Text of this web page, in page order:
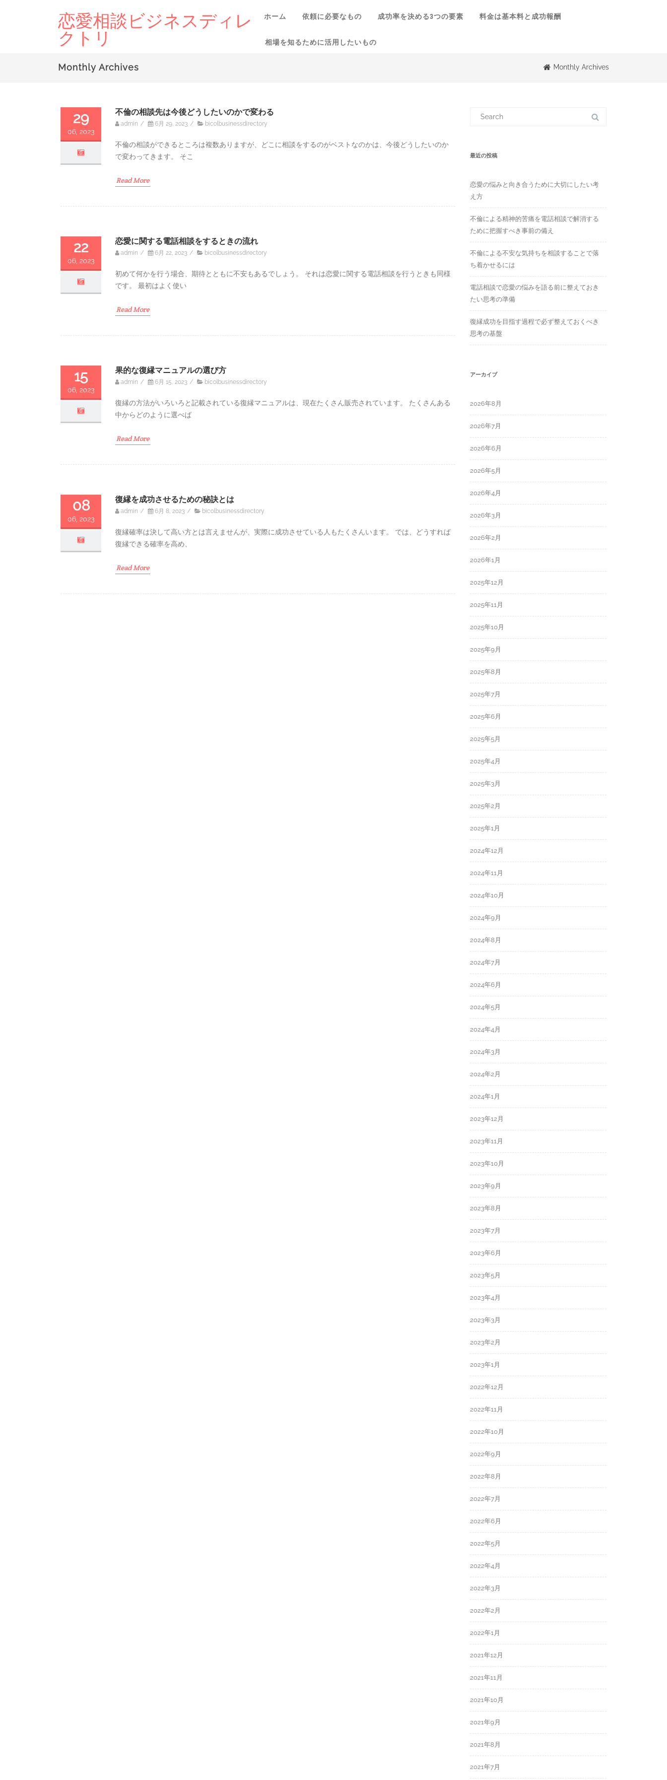
恋愛相談ビジネスディレ
クトリ
ホーム 依頼に必要なもの 成功率を決める3つの要素 料金は基本料と成功報酬
相場を知るために活用したいもの
Monthly Archives Monthly Archives
29
06, 2023
不倫の相談先は今後どうしたいのかで変わる
admin / 6月 29, 2023 / bicolbusinessdirectory
不倫の相談ができるところは複数ありますが、どこに相談をするのがベストなのかは、今後どうしたいのか
で変わってきます。 そこ
Read More
22
06, 2023
恋愛に関する電話相談をするときの流れ
admin / 6月 22, 2023 / bicolbusinessdirectory
初めて何かを行う場合、期待とともに不安もあるでしょう。 それは恋愛に関する電話相談を行うときも同様
です。 最初はよく使い
Read More
15
06, 2023
果的な復縁マニュアルの選び方
admin / 6月 15, 2023 / bicolbusinessdirectory
復縁の方法がいろいろと記載されている復縁マニュアルは、現在たくさん販売されています。 たくさんある
中からどのように選べば
Read More
08
06, 2023
復縁を成功させるための秘訣とは
admin / 6月 8, 2023 / bicolbusinessdirectory
復縁確率は決して高い方とは言えませんが、実際に成功させている人もたくさんいます。 では、どうすれば
復縁できる確率を高め、
Read More
f
o
最近の投稿
恋愛の悩みと向き合うために大切にしたい考
え方
不倫による精神的苦痛を電話相談で解消する
ために把握すべき事前の備え
不倫による不安な気持ちを相談することで落
ち着かせるには
電話相談で恋愛の悩みを語る前に整えておき
たい思考の準備
復縁成功を目指す過程で必ず整えておくべき
思考の基盤
アーカイブ
2026年8月
2026年7月
2026年6月
2026年5月
2026年4月
2026年3月
2026年2月
2026年1月
2025年12月
2025年11月
2025年10月
2025年9月
2025年8月
2025年7月
2025年6月
2025年5月
2025年4月
2025年3月
2025年2月
2025年1月
2024年12月
2024年11月
2024年10月
2024年9月
2024年8月
2024年7月
2024年6月
2024年5月
2024年4月
2024年3月
2024年2月
2024年1月
2023年12月
2023年11月
2023年10月
2023年9月
2023年8月
2023年7月
2023年6月
2023年5月
2023年4月
2023年3月
2023年2月
2023年1月
2022年12月
2022年11月
2022年10月
2022年9月
2022年8月
2022年7月
2022年6月
2022年5月
2022年4月
2022年3月
2022年2月
2022年1月
2021年12月
2021年11月
2021年10月
2021年9月
2021年8月
2021年7月